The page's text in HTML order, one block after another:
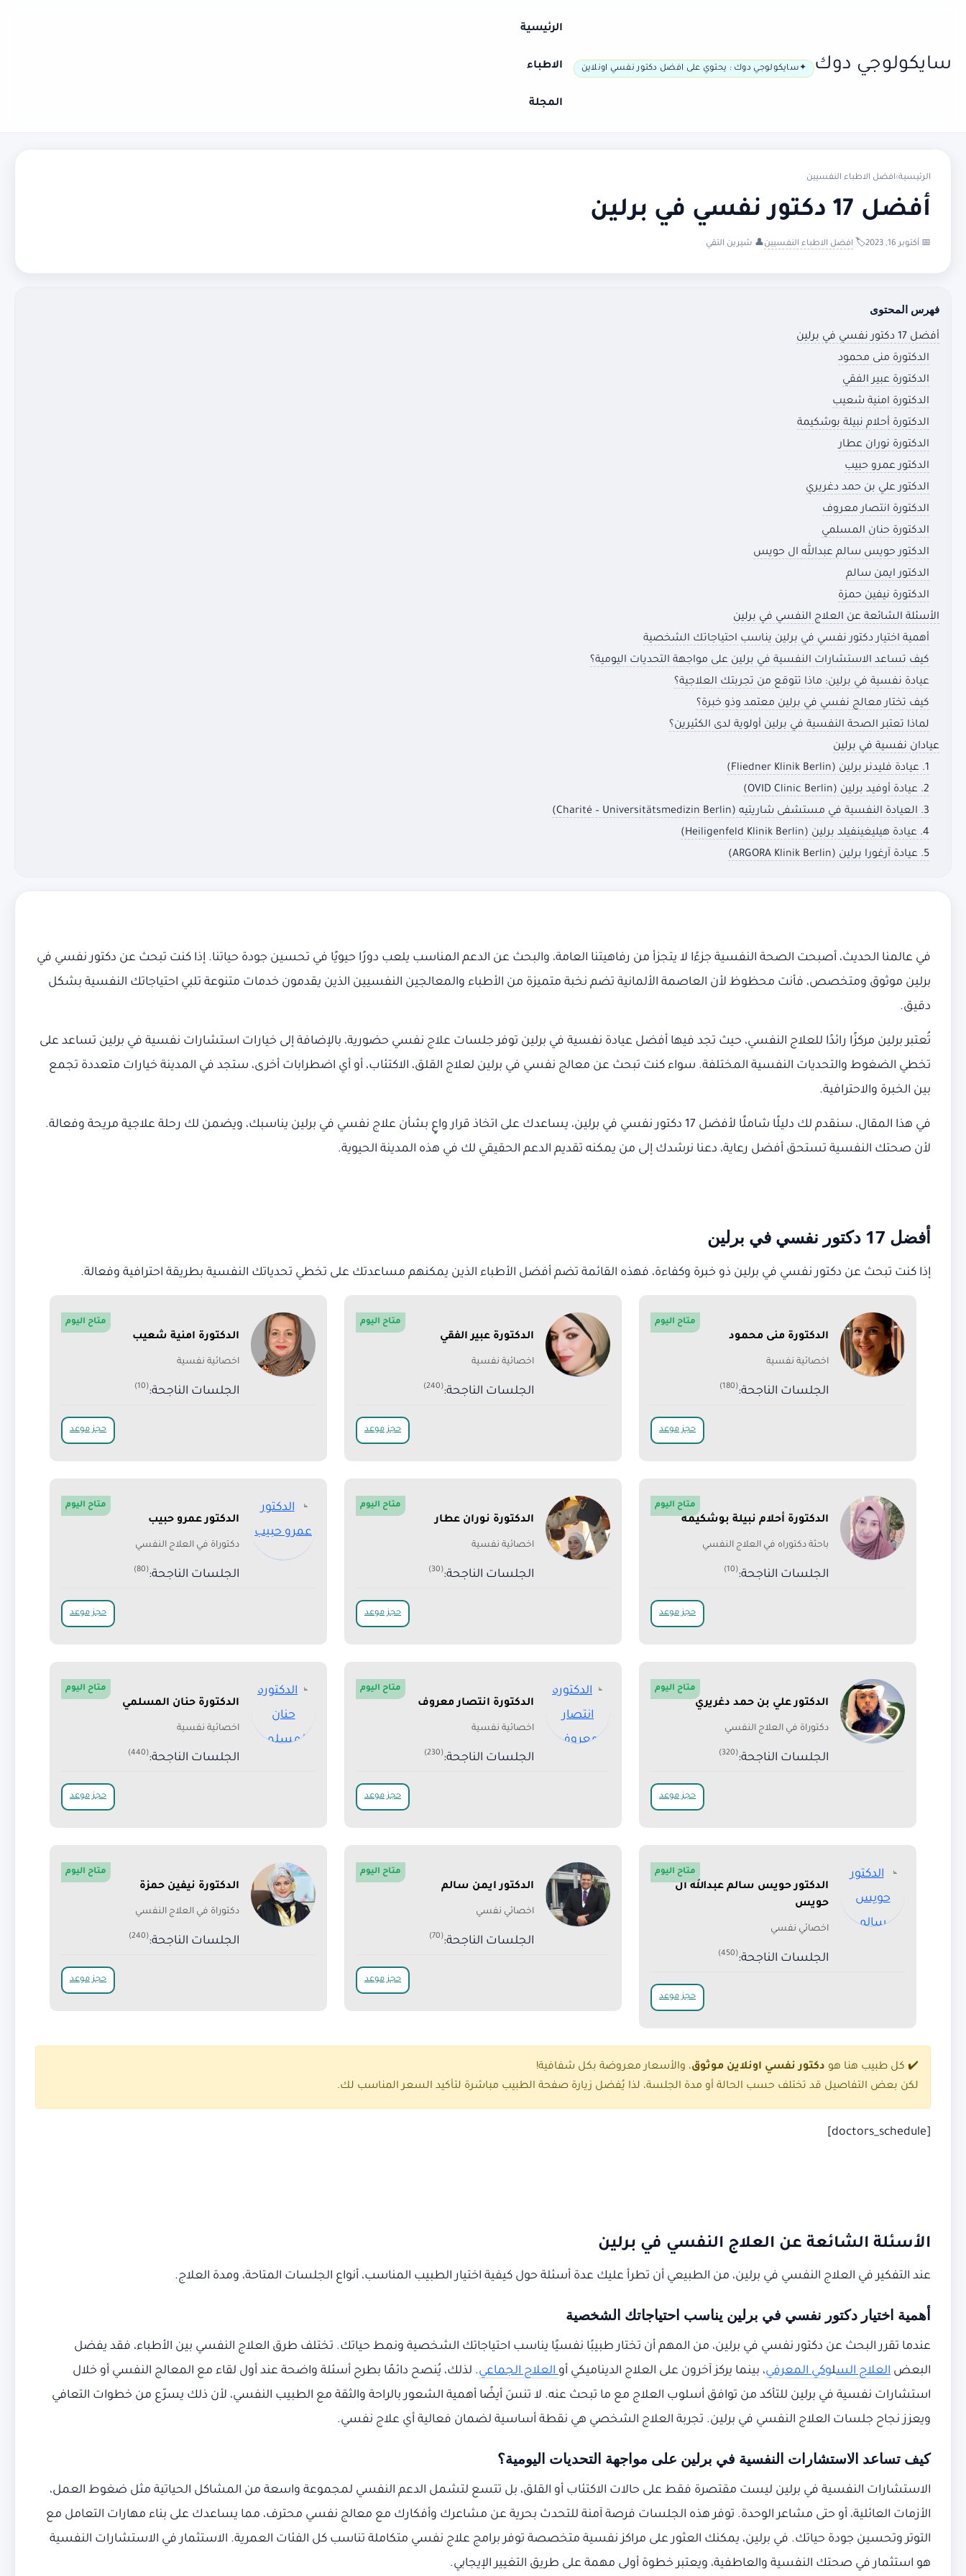
سايكولوجي دوك سايكولوجي دوك : يحتوي على افضل دكتور نفسي اونلاين
الرئيسية
الاطباء
المجلة
الرئيسية›افضل الاطباء النفسيين
أفضل 17 دكتور نفسي في برلين
📅 أكتوبر 16, 2023 🏷️ افضل الاطباء النفسيين👤 شيرين التقي
فهرس المحتوى
أفضل 17 دكتور نفسي في برلين
الدكتورة منى محمود
الدكتورة عبير الفقي
الدكتورة امنية شعيب
الدكتورة أحلام نبيلة بوشكيمة
الدكتورة نوران عطار
الدكتور عمرو حبيب
الدكتور علي بن حمد دغريري
الدكتورة انتصار معروف
الدكتورة حنان المسلمي
الدكتور حويس سالم عبدالله ال حويس
الدكتور ايمن سالم
الدكتورة نيفين حمزة
الأسئلة الشائعة عن العلاج النفسي في برلين
أهمية اختيار دكتور نفسي في برلين يناسب احتياجاتك الشخصية
كيف تساعد الاستشارات النفسية في برلين على مواجهة التحديات اليومية؟
عيادة نفسية في برلين: ماذا تتوقع من تجربتك العلاجية؟
كيف تختار معالج نفسي في برلين معتمد وذو خبرة؟
لماذا تعتبر الصحة النفسية في برلين أولوية لدى الكثيرين؟
عيادان نفسية في برلين
1. عيادة فليدنر برلين (Fliedner Klinik Berlin)
2. عيادة أوفيد برلين (OVID Clinic Berlin)
3. العيادة النفسية في مستشفى شاريتيه (Charité – Universitätsmedizin Berlin)
4. عيادة هيليغينفيلد برلين (Heiligenfeld Klinik Berlin)
5. عيادة آرغورا برلين (ARGORA Klinik Berlin)
في عالمنا الحديث، أصبحت الصحة النفسية جزءًا لا يتجزأ من رفاهيتنا العامة، والبحث عن الدعم المناسب يلعب دورًا حيويًا في تحسين جودة حياتنا. إذا كنت تبحث عن دكتور نفسي في
برلين موثوق ومتخصص، فأنت محظوظ لأن العاصمة الألمانية تضم نخبة متميزة من الأطباء والمعالجين النفسيين الذين يقدمون خدمات متنوعة تلبي احتياجاتك النفسية بشكل
دقيق.
تُعتبر برلين مركزًا رائدًا للعلاج النفسي، حيث تجد فيها أفضل عيادة نفسية في برلين توفر جلسات علاج نفسي حضورية، بالإضافة إلى خيارات استشارات نفسية في برلين تساعد على
تخطي الضغوط والتحديات النفسية المختلفة. سواء كنت تبحث عن معالج نفسي في برلين لعلاج القلق، الاكتئاب، أو أي اضطرابات أخرى، ستجد في المدينة خيارات متعددة تجمع
بين الخبرة والاحترافية.
في هذا المقال، سنقدم لك دليلًا شاملًا لأفضل 17 دكتور نفسي في برلين، يساعدك على اتخاذ قرار واعٍ بشأن علاج نفسي في برلين يناسبك، ويضمن لك رحلة علاجية مريحة وفعالة.
لأن صحتك النفسية تستحق أفضل رعاية، دعنا نرشدك إلى من يمكنه تقديم الدعم الحقيقي لك في هذه المدينة الحيوية.
أفضل 17 دكتور نفسي في برلين
إذا كنت تبحث عن دكتور نفسي في برلين ذو خبرة وكفاءة، فهذه القائمة تضم أفضل الأطباء الذين يمكنهم مساعدتك على تخطي تحدياتك النفسية بطريقة احترافية وفعالة.
الدكتورة منى محمود
اخصائية نفسية
الجلسات الناجحة:(180)
متاح اليوم
حجز موعد
الدكتورة عبير الفقي
اخصائية نفسية
الجلسات الناجحة:(240)
متاح اليوم
حجز موعد
الدكتورة امنية شعيب
اخصائية نفسية
الجلسات الناجحة:(10)
متاح اليوم
حجز موعد
الدكتورة أحلام نبيلة بوشكيمة
باحثة دكتوراه في العلاج النفسي
الجلسات الناجحة:(10)
متاح اليوم
حجز موعد
الدكتورة نوران عطار
اخصائية نفسية
الجلسات الناجحة:(30)
متاح اليوم
حجز موعد
الدكتور عمرو حبيب
دكتوراة في العلاج النفسي
الجلسات الناجحة:(80)
متاح اليوم
حجز موعد
الدكتور علي بن حمد دغريري
دكتوراة في العلاج النفسي
الجلسات الناجحة:(320)
متاح اليوم
حجز موعد
الدكتورة انتصار معروف
اخصائية نفسية
الجلسات الناجحة:(230)
متاح اليوم
حجز موعد
الدكتورة حنان المسلمي
اخصائية نفسية
الجلسات الناجحة:(440)
متاح اليوم
حجز موعد
الدكتور حويس سالم عبدالله ال
حويس
اخصائي نفسي
الجلسات الناجحة:(450)
متاح اليوم
حجز موعد
الدكتور ايمن سالم
اخصائي نفسي
الجلسات الناجحة:(70)
متاح اليوم
حجز موعد
الدكتورة نيفين حمزة
دكتوراة في العلاج النفسي
الجلسات الناجحة:(240)
متاح اليوم
حجز موعد
✔️ كل طبيب هنا هو دكتور نفسي اونلاين موثوق، والأسعار معروضة بكل شفافية!
لكن بعض التفاصيل قد تختلف حسب الحالة أو مدة الجلسة، لذا يُفضل زيارة صفحة الطبيب مباشرة لتأكيد السعر المناسب لك.
[doctors_schedule]
الأسئلة الشائعة عن العلاج النفسي في برلين
عند التفكير في العلاج النفسي في برلين، من الطبيعي أن تطرأ عليك عدة أسئلة حول كيفية اختيار الطبيب المناسب، أنواع الجلسات المتاحة، ومدة العلاج.
أهمية اختيار دكتور نفسي في برلين يناسب احتياجاتك الشخصية
عندما تقرر البحث عن دكتور نفسي في برلين، من المهم أن تختار طبيبًا نفسيًا يناسب احتياجاتك الشخصية ونمط حياتك. تختلف طرق العلاج النفسي بين الأطباء، فقد يفضل
البعض العلاج السلوكي المعرفي، بينما يركز آخرون على العلاج الديناميكي أوالعلاج الجماعي. لذلك، يُنصح دائمًا بطرح أسئلة واضحة عند أول لقاء مع المعالج النفسي أو خلال
استشارات نفسية في برلين للتأكد من توافق أسلوب العلاج مع ما تبحث عنه. لا تنسَ أيضًا أهمية الشعور بالراحة والثقة مع الطبيب النفسي، لأن ذلك يسرّع من خطوات التعافي
ويعزز نجاح جلسات العلاج النفسي في برلين. تجربة العلاج الشخصي هي نقطة أساسية لضمان فعالية أي علاج نفسي.
كيف تساعد الاستشارات النفسية في برلين على مواجهة التحديات اليومية؟
الاستشارات النفسية في برلين ليست مقتصرة فقط على حالات الاكتئاب أو القلق، بل تتسع لتشمل الدعم النفسي لمجموعة واسعة من المشاكل الحياتية مثل ضغوط العمل،
الأزمات العائلية، أو حتى مشاعر الوحدة. توفر هذه الجلسات فرصة آمنة للتحدث بحرية عن مشاعرك وأفكارك مع معالج نفسي محترف، مما يساعدك على بناء مهارات التعامل مع
التوتر وتحسين جودة حياتك. في برلين، يمكنك العثور على مراكز نفسية متخصصة توفر برامج علاج نفسي متكاملة تناسب كل الفئات العمرية. الاستثمار في الاستشارات النفسية
هو استثمار في صحتك النفسية والعاطفية، ويعتبر خطوة أولى مهمة على طريق التغيير الإيجابي.